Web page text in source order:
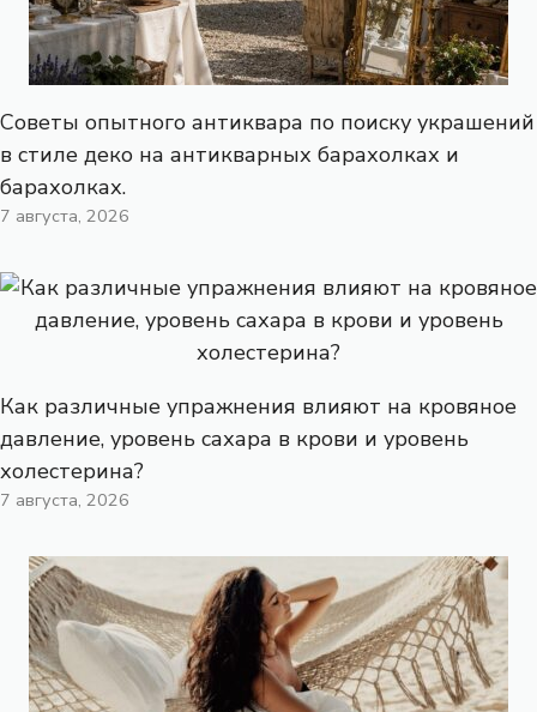
Советы опытного антиквара по поиску украшений
в стиле деко на антикварных барахолках и
барахолках.
7 августа, 2026
Как различные упражнения влияют на кровяное
давление, уровень сахара в крови и уровень
холестерина?
7 августа, 2026